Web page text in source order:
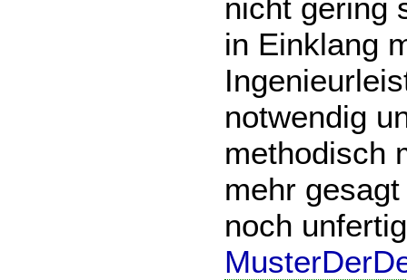
nicht gering
in Einklang
notwendig
methodisch
mehr
noch